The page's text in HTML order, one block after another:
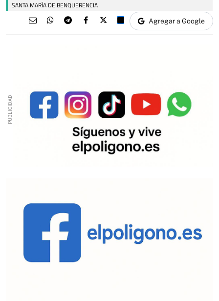
SANTA MARÍA DE BENQUERENCIA
Agregar a Google